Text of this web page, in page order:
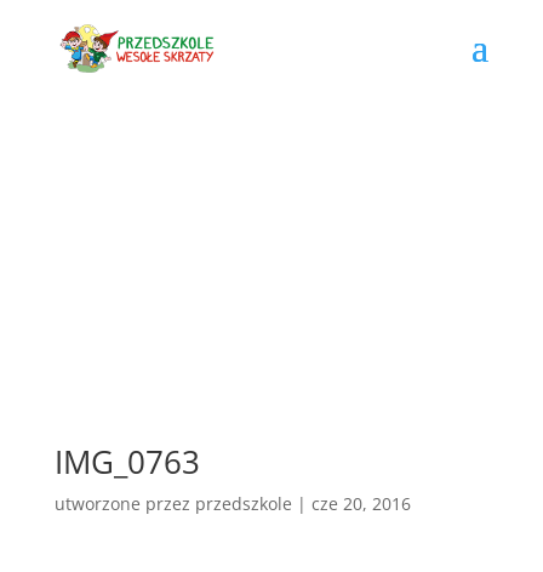
IMG_0763
utworzone przez przedszkole | cze 20, 2016